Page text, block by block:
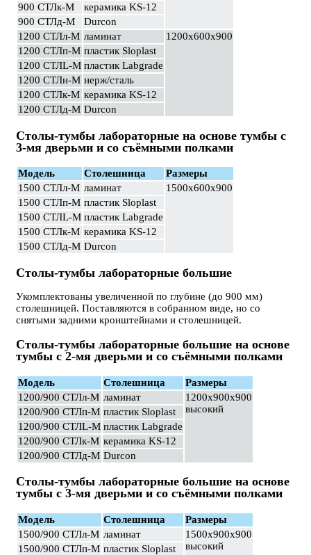
900 СТЛк-М
керамика KS-12
900 СТЛд-М
Durcon
1200 СТЛл-М ламинат
1200х600х900
1200 СТЛп-М пластик Sloplast
1200 СТЛL-М пластик Labgrade
1200 СТЛн-М нерж/сталь
1200 СТЛк-М керамика KS-12
1200 СТЛд-М Durcon
Столы-тумбы лабораторные на основе тумбы с
3-мя дверьми и со съёмными полками
Модель Столешница
Размеры
1500 СТЛл-М ламинат
1500х600х900
1500 СТЛп-М пластик Sloplast
1500 СТЛL-М пластик Labgrade
1500 СТЛк-М керамика KS-12
1500 СТЛд-М Durcon
Столы-тумбы лабораторные большие
Укомплектованы увеличенной по глубине (до 900 мм)
столешницей. Поставляются в собранном виде, но со
снятыми задними кронштейнами и столешницей.
Столы-тумбы лабораторные большие на основе
тумбы с 2-мя дверьми и со съёмными полками
Модель Столешница
Размеры
1200/900 СТЛл-М ламинат
1200х900х900
высокий
1200/900 СТЛп-М пластик Sloplast
1200/900 СТЛL-М пластик Labgrade
1200/900 СТЛк-М керамика KS-12
1200/900 СТЛд-М Durcon
Столы-тумбы лабораторные большие на основе
тумбы с 3-мя дверьми и со съёмными полками
Модель Столешница
Размеры
1500/900 СТЛл-М ламинат
1500х900х900
высокий
1500/900 СТЛп-М пластик Sloplast